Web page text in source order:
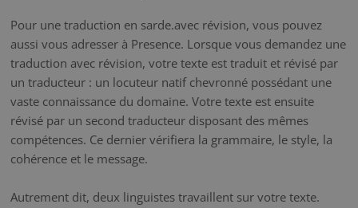
Pour une traduction en sarde.avec révision, vous pouvez
aussi vous adresser à Presence. Lorsque vous demandez une
traduction avec révision, votre texte est traduit et révisé par
un traducteur : un locuteur natif chevronné possédant une
vaste connaissance du domaine. Votre texte est ensuite
révisé par un second traducteur disposant des mêmes
compétences. Ce dernier vérifiera la grammaire, le style, la
cohérence et le message.
Autrement dit, deux linguistes travaillent sur votre texte.